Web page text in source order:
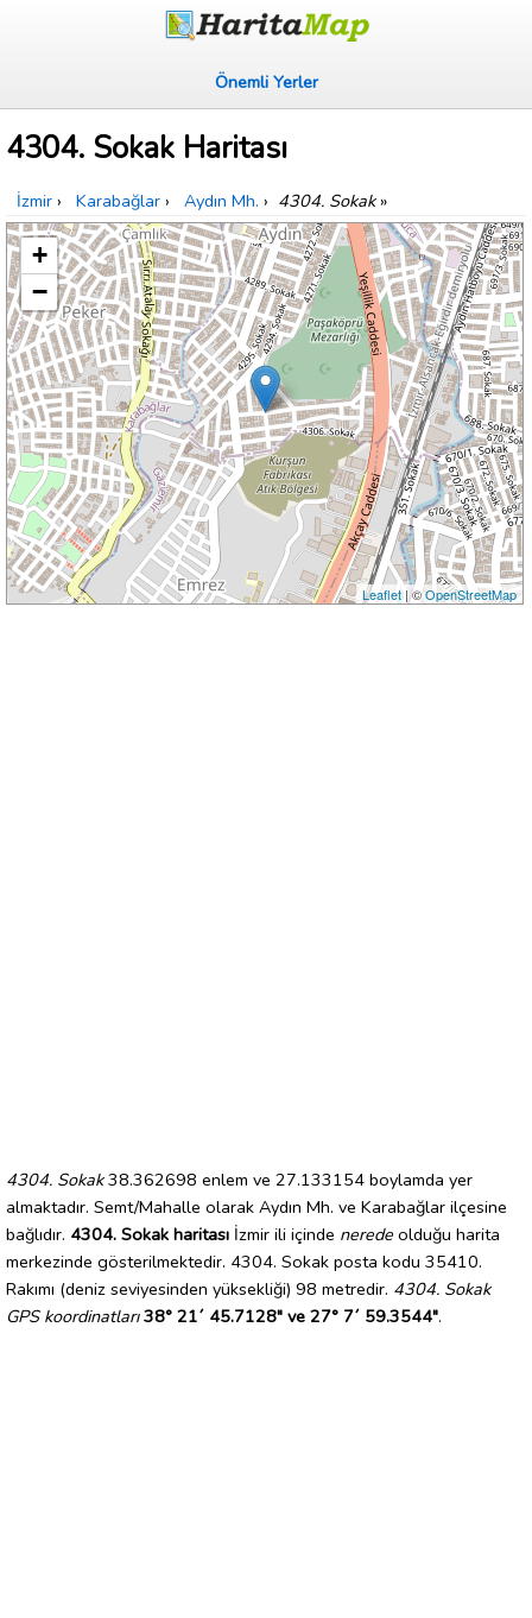
Önemli Yerler
4304. Sokak Haritası
İzmir › Karabağlar › Aydın Mh. › 4304. Sokak»
+
−
Leaflet| ©OpenStreetMap
4304. Sokak38.362698 enlem ve 27.133154 boylamda yer
almaktadır. Semt/Mahalle olarak Aydın Mh. ve Karabağlar ilçesine
bağlıdır. 4304. Sokak haritası İzmir ili içinde nerede olduğu harita
merkezinde gösterilmektedir. 4304. Sokak posta kodu 35410.
Rakımı (deniz seviyesinden yüksekliği) 98 metredir. 4304. Sokak
GPS koordinatları 38° 21´ 45.7128" ve 27° 7´ 59.3544".